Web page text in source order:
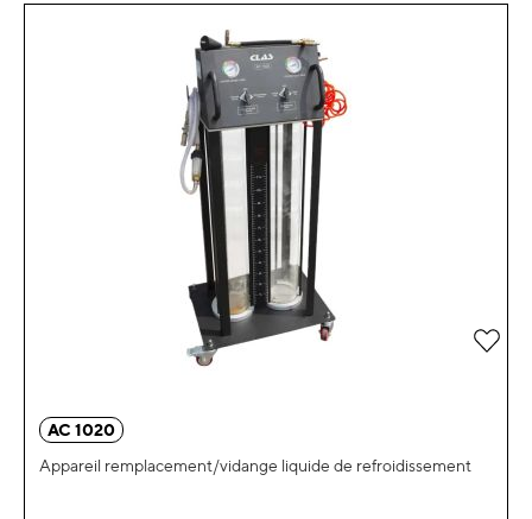
AC 1020
Appareil remplacement/vidange liquide de refroidissement